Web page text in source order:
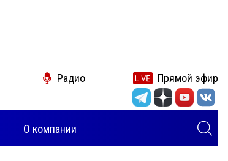
Радио Прямой эфир
О компании